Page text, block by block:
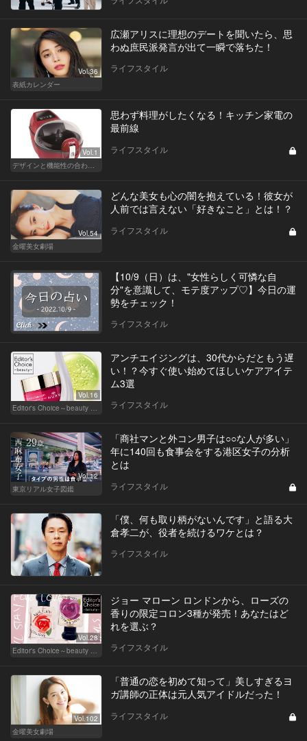
Vol.36
表紙カレンダー
広瀬アリスに理想のデートを聞いたら、思
わぬ庶民派発言が出て一瞬で落ちた！
ライフスタイル
Vol.1
思わず料理がしたくなる！キッチン家電の
最前線
ライフスタイル
Vol.54
金曜美女劇場
どんな美女も心の闇を抱えている！彼女が
人前では言えない「好きなこと」とは！？
ライフスタイル
【10/9（日）は、"女性らしく可憐な自
分"を意識して、モテ度アップ♡】今日の運
勢をチェック！
ライフスタイル
Vol.16
アンチエイジングは、30代からだともう遅
い！？今すぐ使い始めてほしいケアアイテ
ム3選
ライフスタイル
Vol.12
東京リアル女子図鑑
「商社マンと外コン男子は○○な人が多い」
年に140回も食事会をする港区女子の分析
とは
ライフスタイル
「僕、何も取り柄がないんです」と語る大
倉孝二が、役者を続けるワケとは？
ライフスタイル
Vol.28
ジョー マローン ロンドンから、ローズの
香りの限定コロン3種が発売！あなたはど
れを選ぶ？
ライフスタイル
Vol.102
金曜美女劇場
「普通の恋を初めて知って」美しすぎるヨ
ガ講師の正体は元人気アイドルだった！
ライフスタイル